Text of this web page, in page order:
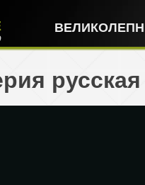
русская